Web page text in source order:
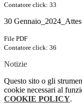
Contatore click: 33
30
File PDF
Contatore click: 36
Notizie
Questo sito o gli
cookie necessari al
COOKIE POLICY.